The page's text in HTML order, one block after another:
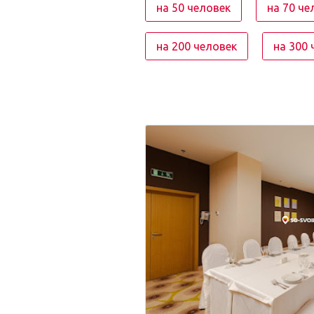
на 50 человек на 70
на 200 человек на 300